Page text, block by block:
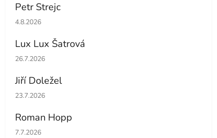
Petr Strejc
Hodnocení obchodu je 5 z 5 hvězdiček.
4.8.2026
Lux Lux Šatrová
Hodnocení obchodu je 5 z 5 hvězdiček.
26.7.2026
Jiří Doležel
Hodnocení obchodu je 5 z 5 hvězdiček.
23.7.2026
Roman Hopp
Hodnocení obchodu je 5 z 5 hvězdiček.
7.7.2026